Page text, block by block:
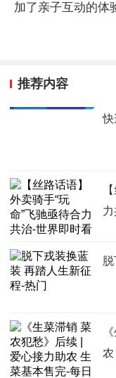
加了亲子互动的体
推荐内容
快
农